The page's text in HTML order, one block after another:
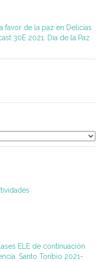
favor de la paz en Delicias
30E 2021. Día de la Paz
ELE de continuación
Santo Toribio 2021-